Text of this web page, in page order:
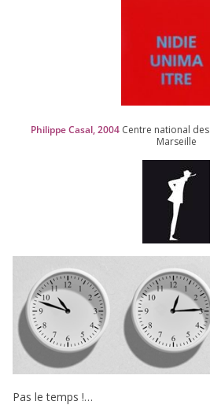
Philippe Casal,2004 Centre natio­nal
Marseille
Pas le temps !…